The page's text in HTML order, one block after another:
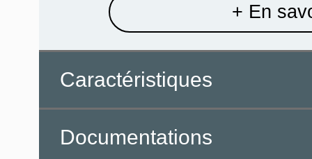
+ En
Caractéristiques
Documentations